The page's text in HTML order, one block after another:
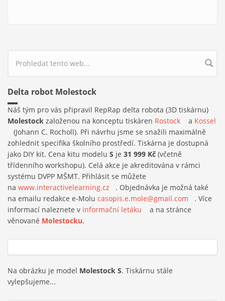
Vyhledávání
Delta robot Molestock
Náš tým pro vás připravil RepRap delta robota (3D tiskárnu)
Molestock založenou na konceptu tiskáren Rostock (link is
external)
a Kossel
(link is external)
(Johann C. Rocholl). Při návrhu jsme se snažili maximálně
zohlednit specifika školního prostředí. Tiskárna je dostupná
jako DIY kit. Cena kitu modelu S je 31 999 Kč (včetně
třídenního workshopu). Celá akce je akreditována v rámci
systému DVPP MŠMT. Přihlásit se můžete
na www.interactivelearning.cz (link is external)
. Objednávka je možná také
na emailu redakce e-Molu casopis.e.mole@gmail.com (link sends
e-mail)
. Více
informací naleznete v informační letáku (link is external)
a na stránce
věnované Molestocku.
Na obrázku je model Molestock S. Tiskárnu stále
vylepšujeme...